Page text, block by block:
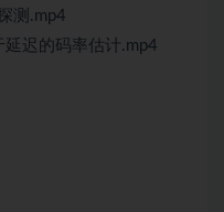
测.mp4
迟的码率估计.mp4